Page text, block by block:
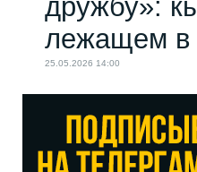
дружбу»:
лежащем в
25.05.2026 14:00